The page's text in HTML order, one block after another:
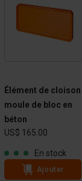
Élément de cloison
moule de bloc en
béton
US$ 165.00
En stock
Ajouter